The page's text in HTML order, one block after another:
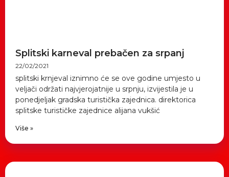
Splitski karneval prebačen za srpanj
22/02/2021
splitski krnjeval iznimno će se ove godine umjesto u
veljači održati najvjerojatnije u srpnju, izvijestila je u
ponedjeljak gradska turistička zajednica. direktorica
splitske turističke zajednice alijana vukšić
Više »